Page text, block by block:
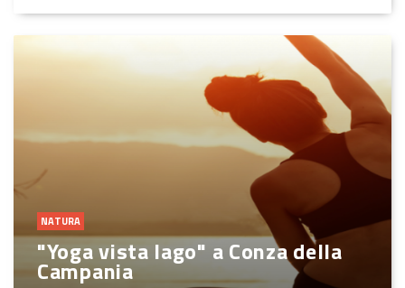
NATURA
"Yoga vista lago" a Conza della
Campania